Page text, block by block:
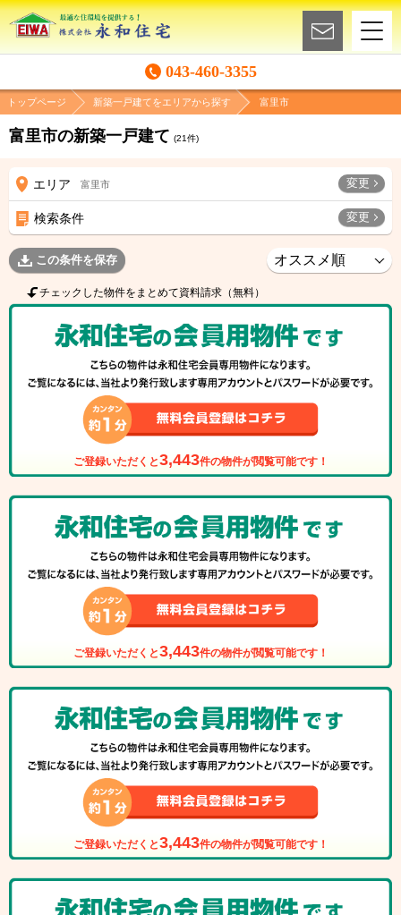
043-460-3355
トップページ 新築一戸建てをエリアから探す 富里市
富里市の新築一戸建て (21件)
エリア 富里市 変更
検索条件 変更
この条件を保存
チェックした物件をまとめて資料請求（無料）
ご登録いただくと3,443件の物件が閲覧可能です！
ご登録いただくと3,443件の物件が閲覧可能です！
ご登録いただくと3,443件の物件が閲覧可能です！